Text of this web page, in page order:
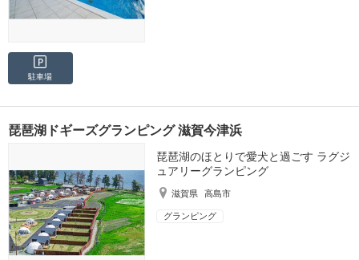
駐車場
琵琶湖ドギーズグランピング 滋賀今津浜
琵琶湖のほとりで愛犬と過ごす ラグジ
ュアリーグランピング
滋賀県 高島市
グランピング